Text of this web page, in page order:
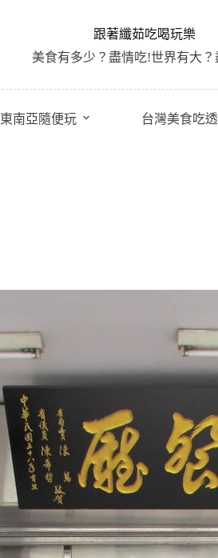
跟著纖茹吃喝玩樂
美食有多少？盡情吃!世界有大？
東南亞隨便玩 台灣美食吃